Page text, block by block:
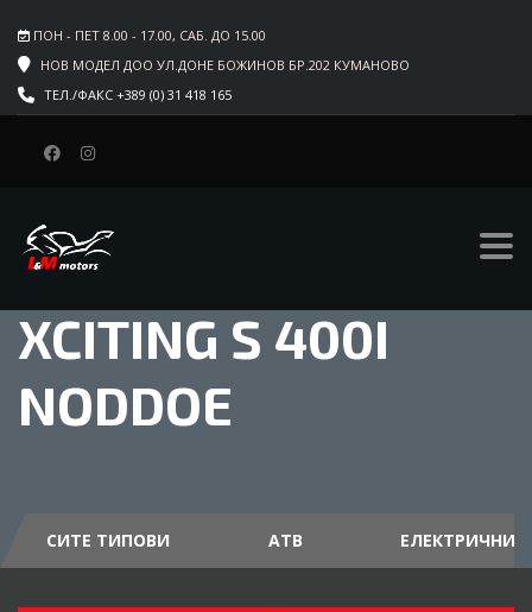
ПОН - ПЕТ 8.00 - 17.00, САБ. ДО 15.00
НОВ МОДЕЛ ДОО УЛ.ДОНЕ БОЖИНОВ БР.202 КУМАНОВО
ТЕЛ./ФАКС +389 (0) 31 418 165
XCITING S 400I
NODDOE
СИТЕ ТИПОВИ АТВ ЕЛЕКТРИЧНИ